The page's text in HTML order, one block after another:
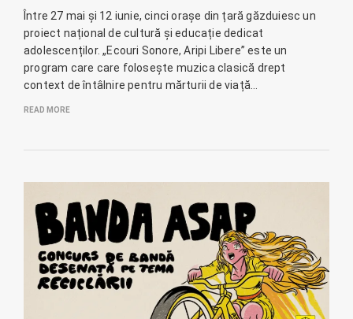
Între 27 mai și 12 iunie, cinci orașe din țară găzduiesc un
proiect național de cultură și educație dedicat
adolescenților. „Ecouri Sonore, Aripi Libere” este un
program care care folosește muzica clasică drept
context de întâlnire pentru mărturii de viață…
READ MORE